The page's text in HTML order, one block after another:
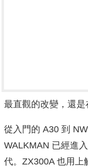
最直觀的改變，還是
從入門的 A30 到
WALKMAN 已經進
代。ZX300A 也用上